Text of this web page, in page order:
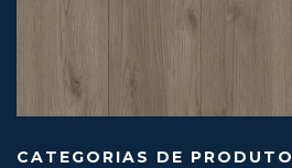
CATEGORIAS DE PRODUTO